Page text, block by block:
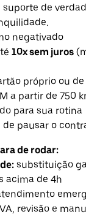
suporte de
negativado
10x sem juros
próprio ou
a partir de 750
para sua rotina
de pausar o
de rodar:
substituição
acima de 4h
revisão e